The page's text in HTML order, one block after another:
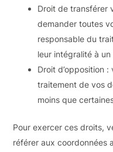
Droit de transférer
demander toutes
responsable du
leur intégralité à
Droit d’opposition
traitement de vos
moins que
Pour exercer ces droits,
référer aux coordonnées